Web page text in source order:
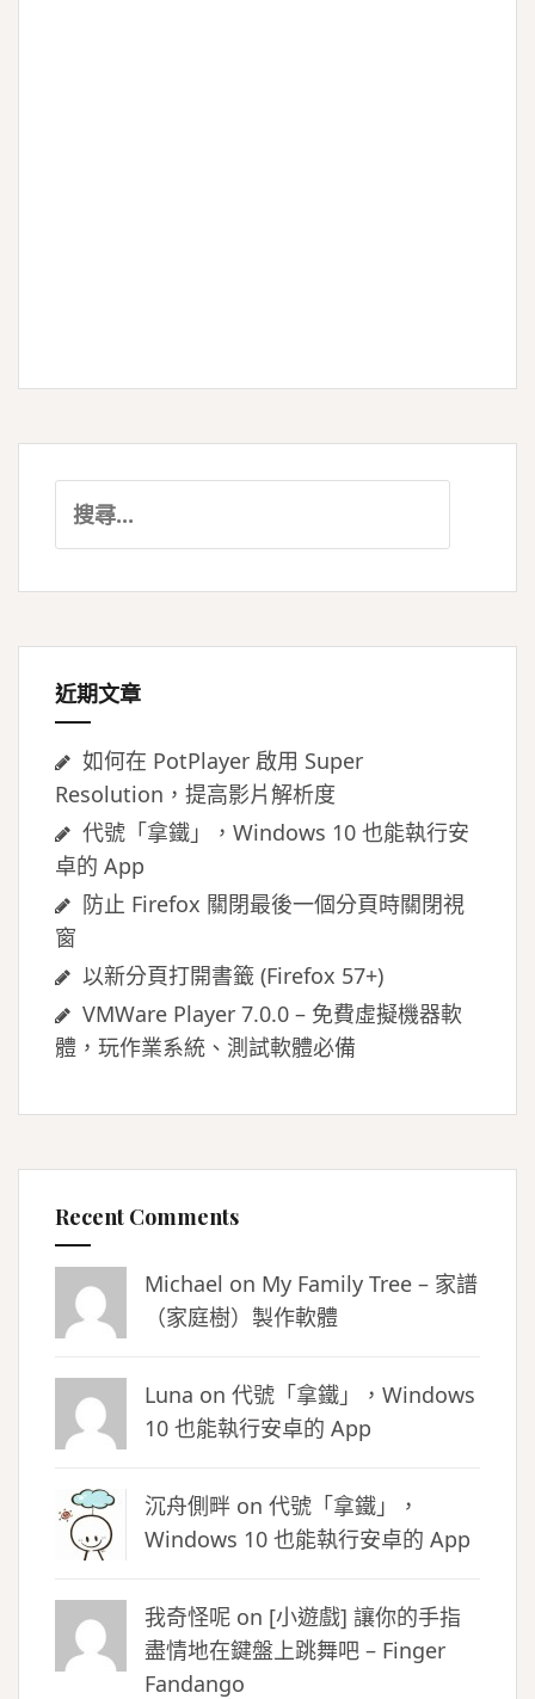
尋
鍵
近期文章
如何在 PotPlayer 啟用 Super
Resolution，提高影片解析度
代號「拿鐵」，Windows 10 也能執行安
卓的 App
防止 Firefox 關閉最後一個分頁時關閉視
窗
以新分頁打開書籤 (Firefox 57+)
VMWare Player 7.0.0 – 免費虛擬機器軟
體，玩作業系統、測試軟體必備
Recent Comments
Michael on My Family Tree – 家譜
（家庭樹）製作軟體
Luna on 代號「拿鐵」，Windows
10 也能執行安卓的 App
沉舟側畔 on 代號「拿鐵」，
Windows 10 也能執行安卓的 App
我奇怪呢 on [小遊戲] 讓你的手指
盡情地在鍵盤上跳舞吧 – Finger
Fandango